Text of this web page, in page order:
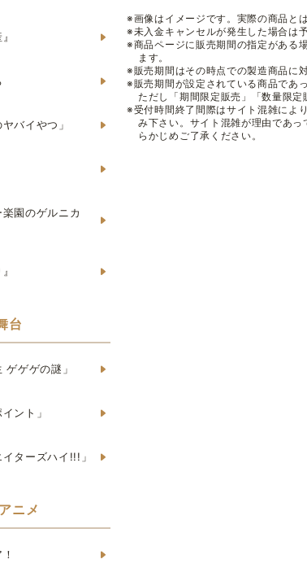
※画像はイメージです。実際の商品と
※未入金キャンセルが発生した場合は
※商品ページに販売期間の指定がある
ます。
※販売期間はその時点での製造商品に
※販売期間が設定されている商品であ
ただし「期間限定販売」「数量限定
※受付時間終了間際はサイト混雑によ
み下さい。サイト混雑が理由であ
らかじめご了承ください。
バイやつ」
園のゲルニカ
台
ゲゲの謎」
ント」
ターズハイ!!!」
ニメ